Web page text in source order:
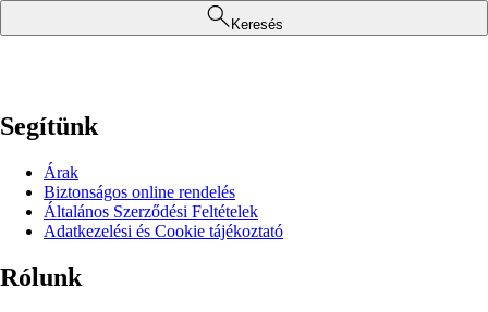
Keresés
Segítünk
Árak
Biztonságos online rendelés
Általános Szerződési Feltételek
Adatkezelési és Cookie tájékoztató
Rólunk